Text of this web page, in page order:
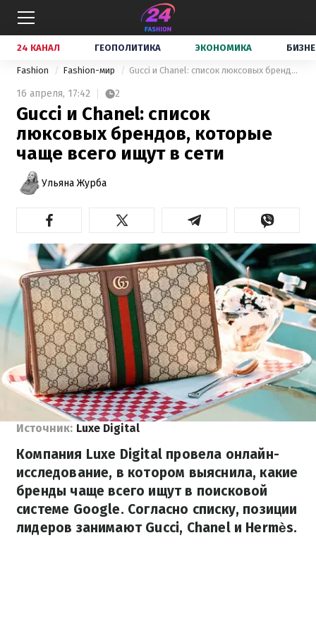
24 КАНАЛ ГЕОПОЛИТИКА ЭКОНОМИКА
Fashion Fashion-мир Gucci и Chanel: список люксовых брендов, которые чаще всего ищут в сети
16 апреля, 17:42 2
Gucci и Chanel: список
люксовых брендов, которые
чаще всего ищут в сети
Ульяна Журба
Источник: Luxe Digital
Компания Luxe Digital провела онлайн-
исследование, в котором выяснила, какие
бренды чаще всего ищут в поисковой
системе Google. Согласно списку, позиции
лидеров занимают Gucci, Chanel и Hermès.